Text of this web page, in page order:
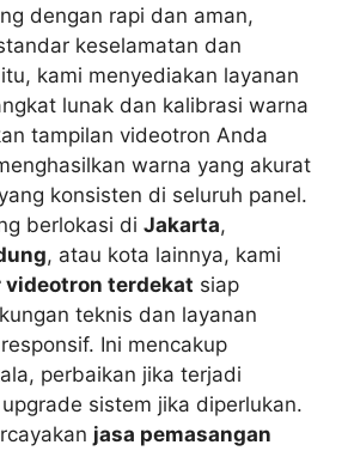
dengan rapi dan aman,
keselamatan dan
kami menyediakan layanan
lunak dan kalibrasi warna
tampilan videotron Anda
warna yang akurat
konsisten di seluruh panel.
berlokasi di Jakarta,
, atau kota lainnya, kami
videotron terdekat siap
teknis dan layanan
Ini mencakup
perbaikan jika terjadi
sistem jika diperlukan.
jasa pemasangan